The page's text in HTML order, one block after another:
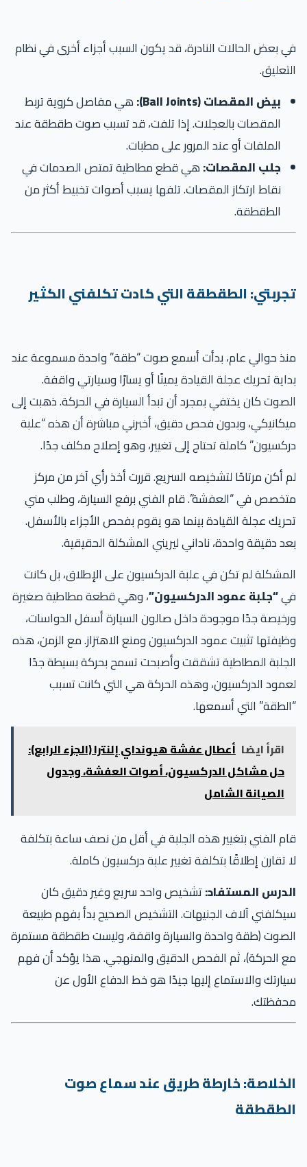
في بعض الحالات النادرة، قد يكون السبب أجزاء أخرى في نظام
التعليق.
بيض المقصات (Ball Joints):
هي مفاصل كروية تربط
المقصات بالعجلات. إذا تلفت، قد تسبب صوت طقطقة عند
الملفات أو عند المرور على مطبات.
جلب المقصات:هي قطع مطاطية تمتص الصدمات في
نقاط ارتكاز المقصات. تلفها يسبب أصوات تخبيط أكثر من
الطقطقة.
تجربتي: الطقطقة التي كادت تكلفني الكثير
منذ حوالي عام، بدأت أسمع صوت “طقة” واحدة مسموعة عند
بداية تحريك عجلة القيادة يمينًا أو يسارًا وسيارتي واقفة.
الصوت كان يختفي بمجرد أن تبدأ السيارة في الحركة. ذهبت إلى
ميكانيكي، وبدون فحص دقيق، أخبرني مباشرة أن هذه “علبة
دركسيون” كاملة تحتاج إلى تغيير، وهو إصلاح مكلف جدًا.
لم أكن مرتاحًا لتشخيصه السريع. قررت أخذ رأي آخر من مركز
متخصص في “العفشة”. قام الفني برفع السيارة، وطلب مني
تحريك عجلة القيادة بينما هو يقوم بفحص الأجزاء بالأسفل.
بعد دقيقة واحدة، ناداني ليريني المشكلة الحقيقية.
المشكلة لم تكن في علبة الدركسيون على الإطلاق، بل كانت
في“جلبة عمود الدركسيون”، وهي قطعة مطاطية صغيرة
ورخيصة جدًا موجودة داخل صالون السيارة أسفل الدواسات،
وظيفتها تثبيت عمود الدركسيون ومنع الاهتزاز. مع الزمن، هذه
الجلبة المطاطية تشققت وأصبحت تسمح بحركة بسيطة جدًا
لعمود الدركسيون، وهذه الحركة هي التي كانت تسبب
“الطقة” التي أسمعها.
اقرأ ايضا أعطال عفشة هيونداي إلنترا (الجزء الرابع):
حل مشاكل الدركسيون، أصوات العفشة، وجدول
الصيانة الشامل
قام الفني بتغيير هذه الجلبة في أقل من نصف ساعة بتكلفة
لا تقارن إطلاقًا بتكلفة تغيير علبة دركسيون كاملة.
الدرس المستفاد:تشخيص واحد سريع وغير دقيق كان
سيكلفني آلاف الجنيهات. التشخيص الصحيح بدأ بفهم طبيعة
الصوت (طقة واحدة والسيارة واقفة، وليست طقطقة مستمرة
مع الحركة)، ثم الفحص الدقيق والمنهجي. هذا يؤكد أن فهم
سيارتك والاستماع إليها جيدًا هو خط الدفاع الأول عن
محفظتك.
الخلاصة: خارطة طريق عند سماع صوت
الطقطقة